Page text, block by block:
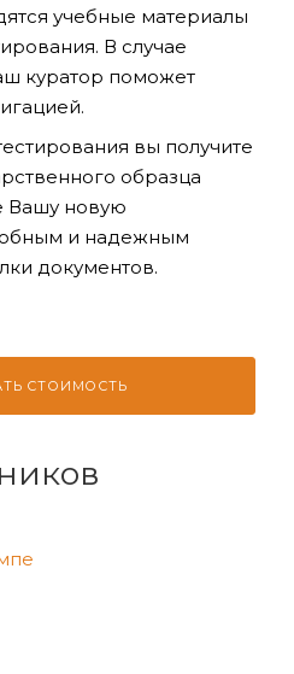
учебные материалы
В случае
куратор поможет
вы получите
образца
новую
и надежным
документов.
СТОИМОСТЬ